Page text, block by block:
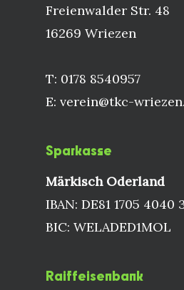
Freienwalder Str. 48
16269 Wriezen
T: 0178 8540957
E: verein@tkc-
Sparkasse
Märkisch Oderland
IBAN: DE81 1705 4040
BIC: WELADED1MOL
Raiffeisenbank